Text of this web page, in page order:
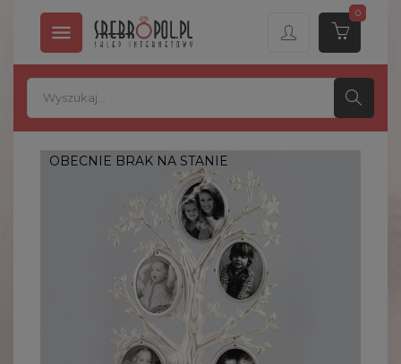

0
OBECNIE BRAK NA STANIE